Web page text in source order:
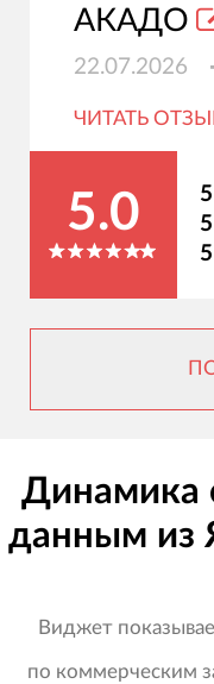
АКАДО
22.07.2026
ЧИТАТЬ
5.0 5
5
5
Динамика
данным из
Виджет
по коммерческим